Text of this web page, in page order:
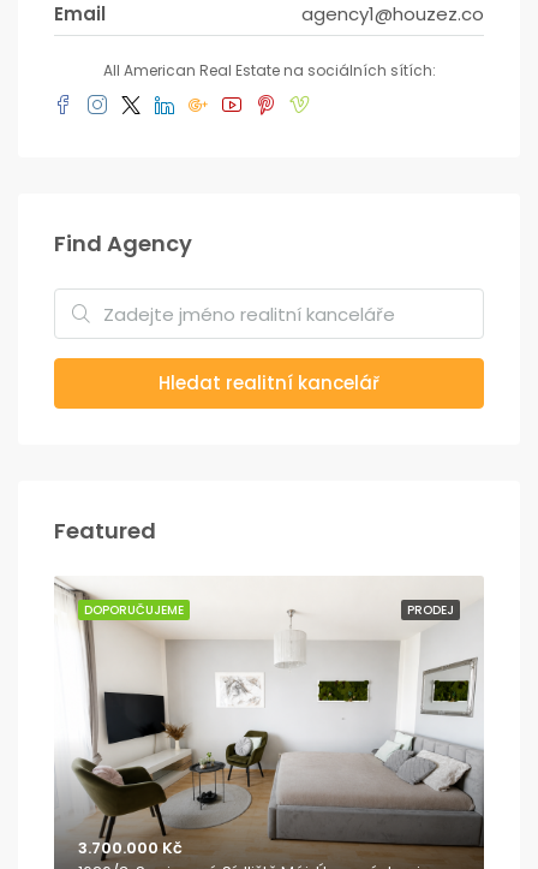
Email
agency1@houzez.co
All American Real Estate na sociálních sítích:
Find Agency
Hledat realitní kancelář
Featured
PRODEJ
DOPORUČUJEME
3.700.000 Kč